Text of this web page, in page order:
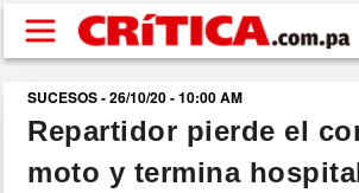
Pasar al contenido principal
buscar
SUCESOS
SUCESOS - 26/10/20 - 10:00 AM
Repartidor pierde el
moto y termina